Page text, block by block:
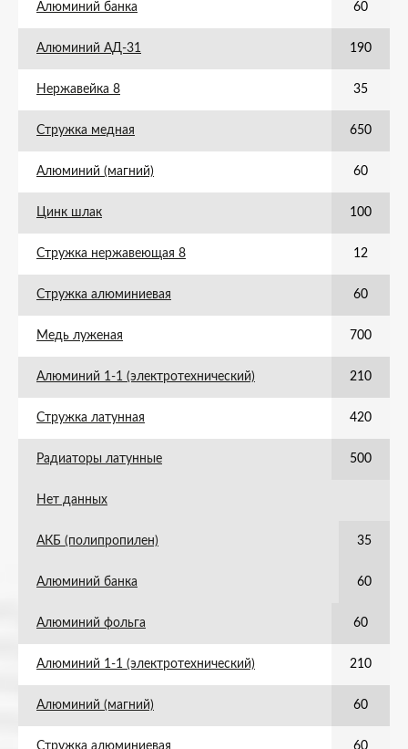
Алюминий банка 60
Алюминий АД-31 190
Нержавейка 8 35
Стружка медная 650
Алюминий (магний) 60
Цинк шлак 100
Стружка нержавеющая 8 12
Стружка алюминиевая 60
Медь луженая 700
Алюминий 1-1 (электротехнический) 210
Стружка латунная 420
Радиаторы латунные 500
Нет данных
АКБ (полипропилен) 35
Алюминий банка 60
Алюминий фольга 60
Алюминий 1-1 (электротехнический) 210
Алюминий (магний) 60
Стружка алюминиевая 60